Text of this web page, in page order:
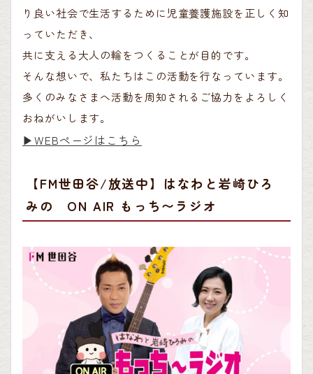
り良い社会で生活するために児童養護施設を正しく知
っていただき、
共に支える大人の輪をつくることが目的です。
そんな想いで、私たちはこの活動を行なっています。
多くのみなさまへ活動を周知されるご協力をよろしく
おねがいします。
▶︎WEBページはこちら
【FM世田谷/放送中】はなわと岩崎ひろ
みの ON AIR もっち〜ラジオ